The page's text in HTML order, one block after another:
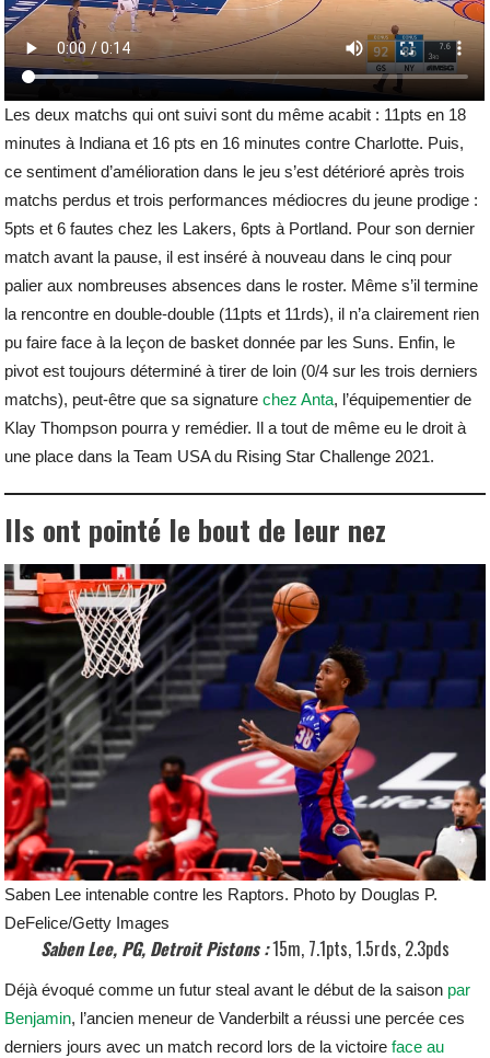
Les deux matchs qui ont suivi sont du même acabit : 11pts en 18
minutes à Indiana et 16 pts en 16 minutes contre Charlotte. Puis,
ce sentiment d’amélioration dans le jeu s’est détérioré après trois
matchs perdus et trois performances médiocres du jeune prodige :
5pts et 6 fautes chez les Lakers, 6pts à Portland. Pour son dernier
match avant la pause, il est inséré à nouveau dans le cinq pour
palier aux nombreuses absences dans le roster. Même s’il termine
la rencontre en double-double (11pts et 11rds), il n’a clairement rien
pu faire face à la leçon de basket donnée par les Suns. Enfin, le
pivot est toujours déterminé à tirer de loin (0/4 sur les trois derniers
matchs), peut-être que sa signaturechez Anta, l’équipementier de
Klay Thompson pourra y remédier. Il a tout de même eu le droit à
une place dans la Team USA du Rising Star Challenge 2021.
Ils ont pointé le bout de leur nez
Saben Lee intenable contre les Raptors. Photo by Douglas P.
DeFelice/Getty Images
Saben Lee, PG, Detroit Pistons :15m, 7.1pts, 1.5rds, 2.3pds
Déjà évoqué comme un futur steal avant le début de la saison par
Benjamin, l’ancien meneur de Vanderbilt a réussi une percée ces
derniers jours avec un match record lors de la victoire face au